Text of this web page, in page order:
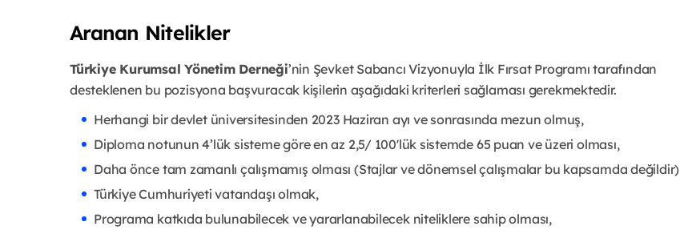
Aranan Nitelikler
Türkiye Kurumsal Yönetim Derneği’nin Şevket Sabancı Vizyonuyla İlk Fırsat Programı tarafından
desteklenen bu pozisyona başvuracak kişilerin aşağıdaki kriterleri sağlaması gerekmektedir.
Herhangi bir devlet üniversitesinden 2023 Haziran ayı ve sonrasında mezun olmuş,
Diploma notunun 4’lük sisteme göre en az 2,5/ 100'lük sistemde 65 puan ve üzeri olması,
Daha önce tam zamanlı çalışmamış olması (Stajlar ve dönemsel çalışmalar bu kapsamda değildir)
Türkiye Cumhuriyeti vatandaşı olmak,
Programa katkıda bulunabilecek ve yararlanabilecek niteliklere sahip olması,